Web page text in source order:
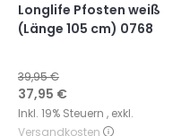
Longlife Pfosten weiß
(Länge 105 cm) 0768
39,95 €
Sonderangebot
37,95 €
Inkl. 19% Steuern , exkl.
Versandkosten